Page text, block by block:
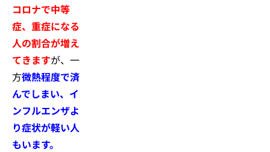
コロナで中等
症、重症になる
人の割合が増え
てきますが、一
方微熱程度で済
んでしまい、イ
ンフルエンザよ
り症状が軽い人
もいます。